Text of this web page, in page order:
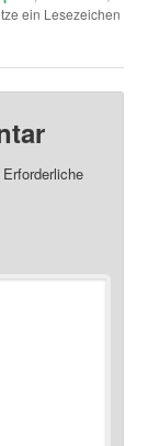
ein Lesezeichen
Erforderliche